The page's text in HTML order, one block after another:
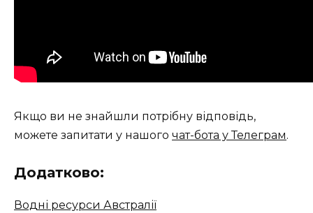
Якщо ви не знайшли потрібну відповідь,
можете запитати у нашого чат-бота у Телеграм.
Додатково:
Водні ресурси Австралії